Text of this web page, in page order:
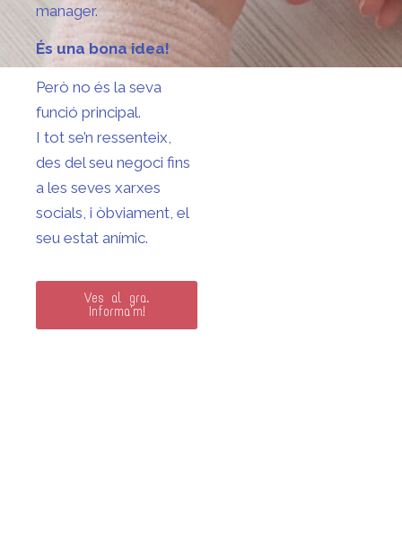
manager.
És una bona idea!
Però no és la seva
funció principal.
I tot se’n ressenteix,
des del seu negoci fins
a les seves xarxes
socials, i òbviament, el
seu estat anímic.
Ves al gra.
Informa'm!